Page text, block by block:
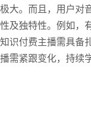
大。而且，用户对
及独特性。例如，
识付费主播需具备
需紧跟变化，持续